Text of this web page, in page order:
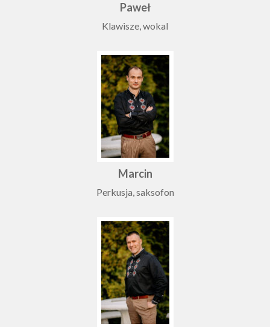
Paweł
Klawisze, wokal
Marcin
Perkusja, saksofon